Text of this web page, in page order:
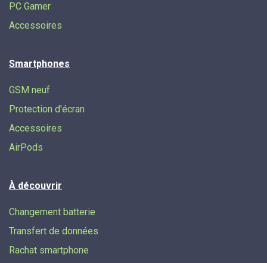
PC Gamer
Accessoires
Smartphones
GSM neuf
Protection d'écran
Accessoires
AirPods
À découvrir
Changement batterie
Transfert de données​
Rachat smartphone